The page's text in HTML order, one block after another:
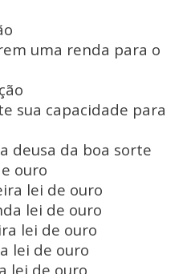
renda para o
capacidade para
deusa da boa sorte
ouro
de ouro
de ouro
de ouro
de ouro
de ouro